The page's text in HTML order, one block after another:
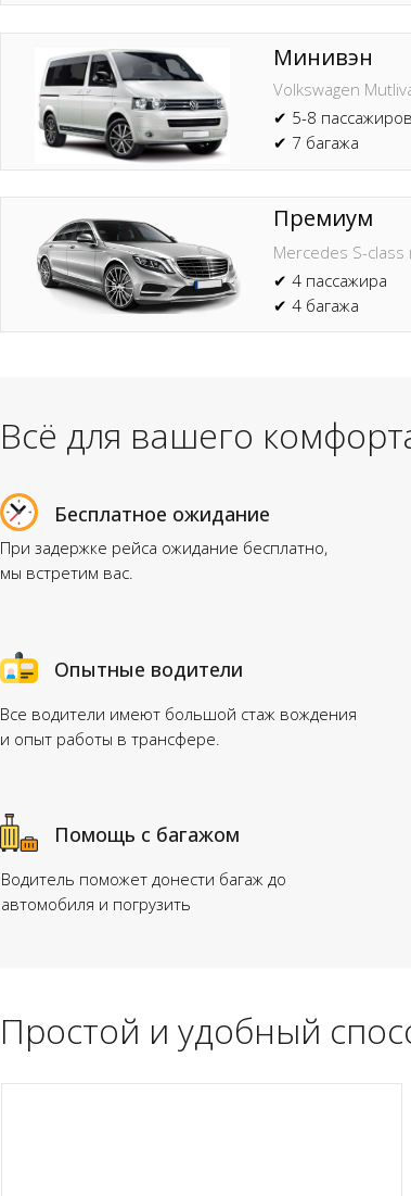
Минивэн
Volkswagen
✔ 5-8 пассажиров
✔ 7 багажа
Премиум
Mercedes S-
✔ 4 пассажира
✔ 4 багажа
При задержке рейса ожидание бесплатно,
мы встретим вас.
Водитель поможет донести багаж до
автомобиля и погрузить
Бесплатное ожидание
Помощь с багажом
Все водители имеют большой стаж вождения
и опыт работы в трансфере.
Опытные водители
Всё для вашего
Простой и удобный